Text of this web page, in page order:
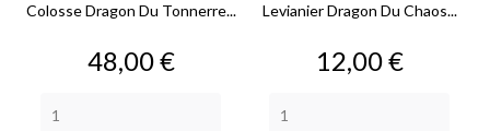
Colosse Dragon Du Tonnerre...
Prix
48,00 €
Levianier Dragon Du Chaos...
Prix
12,00 €